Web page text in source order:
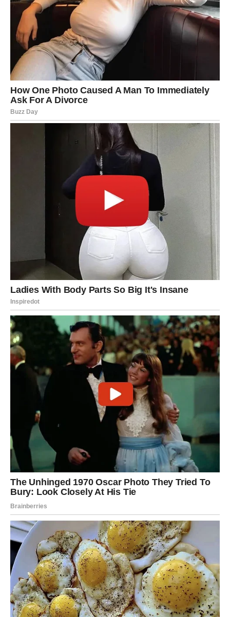
RIBE
Snove pretvarate u stvarnost
Za Ribe, 10. januar ima gotovo magičnu energiju. Intuicija
je pojačana, a vrata snova se otvaraju. Ono što ste dugo
zamišljali sada dobija priliku da se ostvari.
U ljubavi dolazi do emotivnog ispunjenja, a mnoge Ribe
osećaju duboku povezanost sa sobom. Ovo je dan kada
verujete – i kada vam se vera vraća.